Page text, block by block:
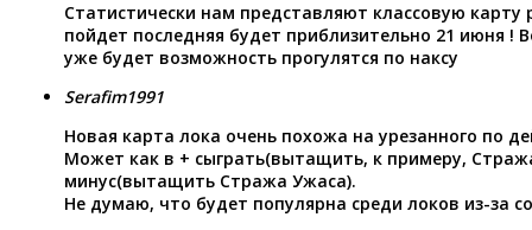
Статистически нам представляют классовую карту
пойдет последняя будет приблизительно 21 июня !
уже будет возможность прогулятся по наксу
Serafim1991
Новая карта лока очень похожа на урезанного по
Может как в + сыграть(вытащить, к примеру,
минус(вытащить Стража Ужаса).
Не думаю, что будет популярна среди локов из-за